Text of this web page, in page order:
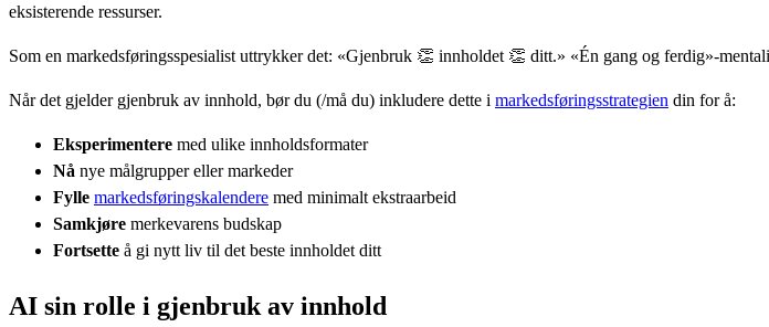
eksisterende ressurser.
Som en markedsføringsspesialist uttrykker det: «Gjenbruk 👏 innholdet 👏 ditt.» «Én gang og ferdig»-
Når det gjelder gjenbruk av innhold, bør du (/må du) inkludere dette i markedsføringsstrategien din for å:
Eksperimentere med ulike innholdsformater
Nå nye målgrupper eller markeder
Fylle markedsføringskalendere med minimalt ekstraarbeid
Samkjøre merkevarens budskap
Fortsette å gi nytt liv til det beste innholdet ditt
AI sin rolle i gjenbruk av innhold